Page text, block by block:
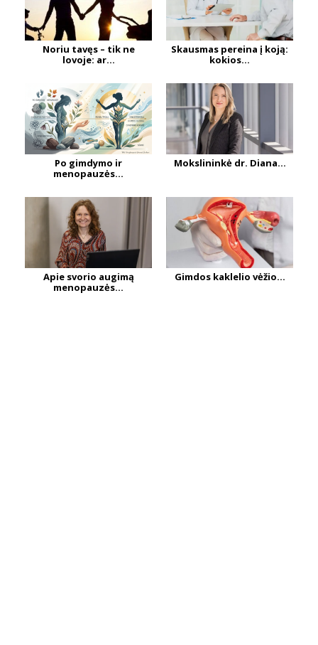
Noriu tavęs – tik ne
lovoje: ar...
Skausmas pereina į koją:
kokios...
Po gimdymo ir
menopauzės...
Mokslininkė dr. Diana...
Apie svorio augimą
menopauzės...
Gimdos kaklelio vėžio...